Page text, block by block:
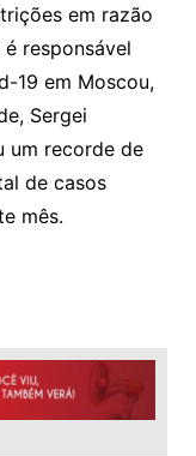
em razão
responsável
19 em Moscou,
Sergei
um recorde de
de casos
mês.